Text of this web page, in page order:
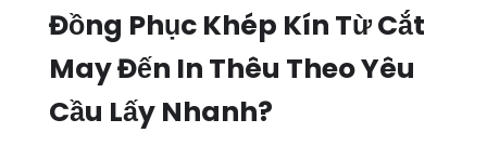
Đồng Phục Khép Kín Từ Cắt
May Đến In Thêu Theo Yêu
Cầu Lấy Nhanh?